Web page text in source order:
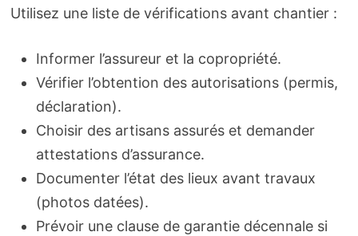
Utilisez une liste de vérifications avant chantier :
Informer l’assureur et la copropriété.
Vérifier l’obtention des autorisations (permis,
déclaration).
Choisir des artisans assurés et demander
attestations d’assurance.
Documenter l’état des lieux avant travaux
(photos datées).
Prévoir une clause de garantie décennale si